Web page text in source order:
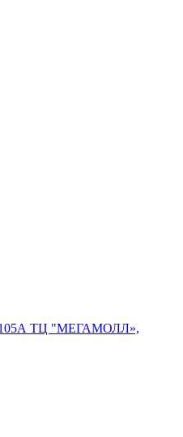
105А ТЦ "МЕГАМОЛЛ»,